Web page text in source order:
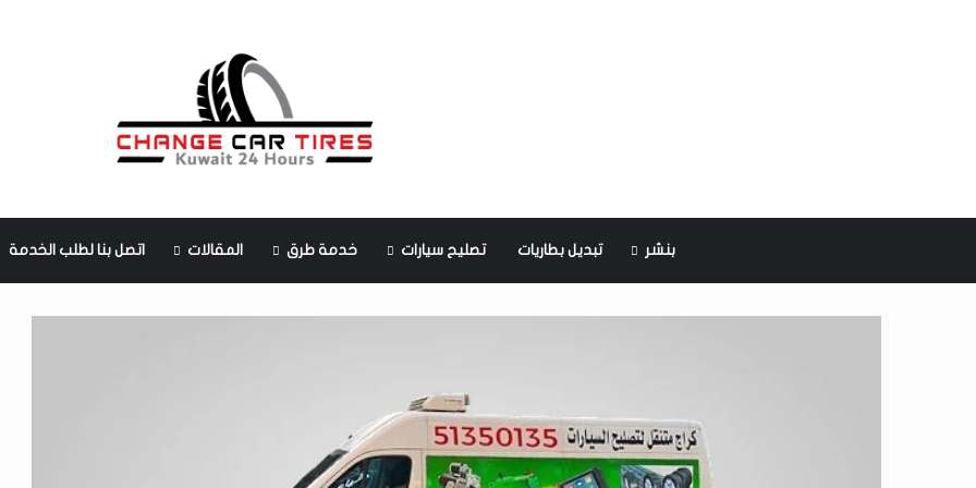
بنشر تبديل بطاريات تصليح سيارات خدمة طرق المقالات اتصل بنا لطلب الخدمة